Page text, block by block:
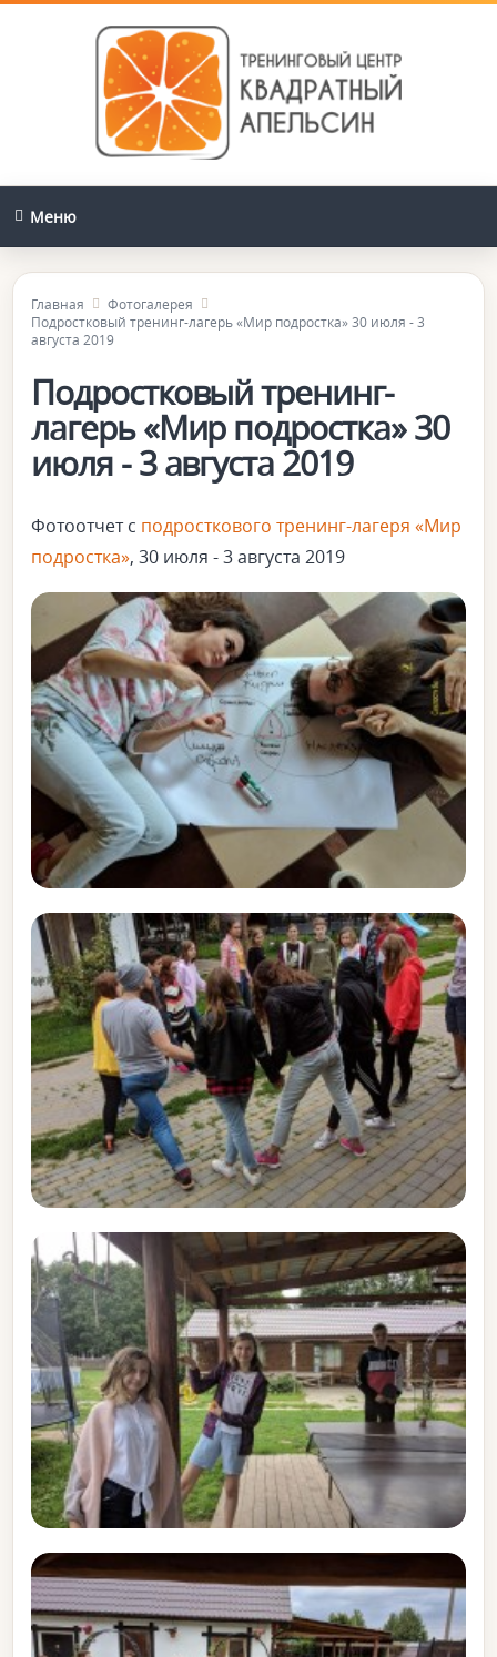
Меню
Главная
Фотогалерея
Подростковый тренинг-лагерь «Мир подростка» 30 июля - 3
августа 2019
Подростковый тренинг-
лагерь «Мир подростка» 30
июля - 3 августа 2019
Фотоотчет с подросткового тренинг-лагеря «Мир
подростка», 30 июля - 3 августа 2019